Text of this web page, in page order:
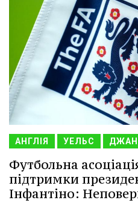
АНГЛІЯ УЕЛЬС
Футбольна
підтримки
Інфантіно: